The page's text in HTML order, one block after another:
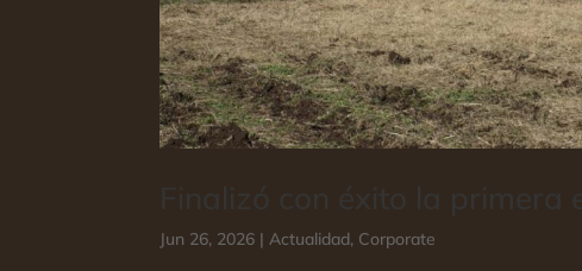
Jun 26, 2026 |Actualidad, Corporate